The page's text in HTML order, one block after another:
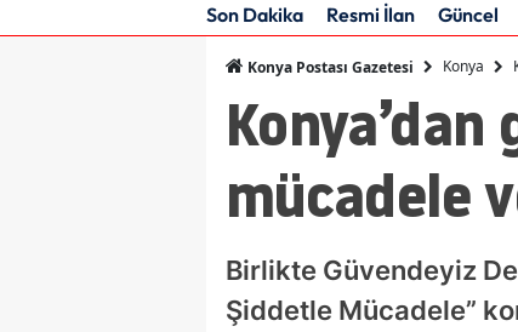
Son Dakika Resmi İlan Güncel
Konya Postası Gazetesi Konya
mücadele
Birlikte Güvendeyiz
Şiddetle Mücadele”